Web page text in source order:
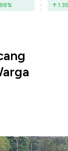
% 1.35